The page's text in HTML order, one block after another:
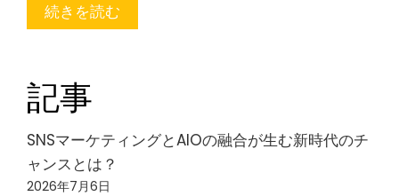
続きを読む
記事
SNSマーケティングとAIOの融合が生む新時代のチ
ャンスとは？
2026年7月6日